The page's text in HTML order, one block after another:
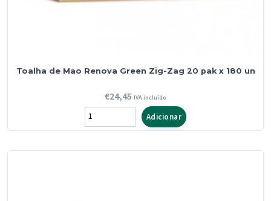
Toalha de Mao Renova Green Zig-Zag 20 pak x 180 un
€24,45 IVA incluído
Quantidade
de
Adicionar